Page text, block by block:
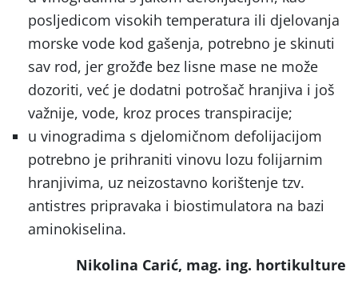
posljedicom visokih temperatura ili djelovanja
morske vode kod gašenja, potrebno je skinuti
sav rod, jer grožđe bez lisne mase ne može
dozoriti, već je dodatni potrošač hranjiva i još
važnije, vode, kroz proces transpiracije;
u vinogradima s djelomičnom defolijacijom
potrebno je prihraniti vinovu lozu folijarnim
hranjivima, uz neizostavno korištenje tzv.
antistres pripravaka i biostimulatora na bazi
aminokiselina.
Nikolina Carić, mag. ing. hortikulture